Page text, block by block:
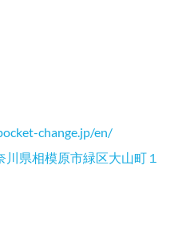
change.jp/en/
県相模原市緑区大山町１